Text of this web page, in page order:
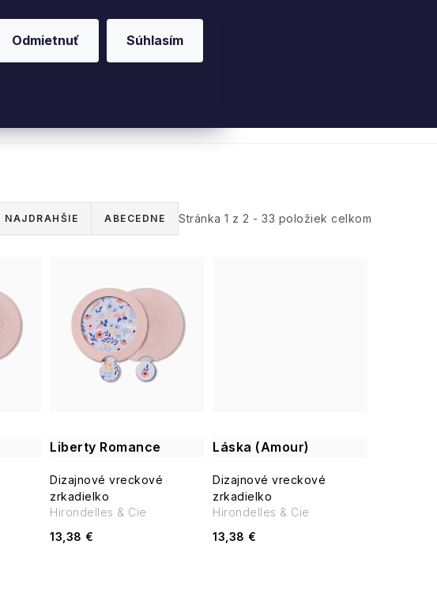
Odmietnuť Súhlasím
Stránka 1 z 2 - 33 položiek celkom
NAJDRAHŠIE ABECEDNE
Liberty Romance
Dizajnové vreckové
zrkadielko
13,38 €
Hirondelles & Cie
Láska (Amour)
Dizajnové vreckové
zrkadielko
13,38 €
Hirondelles & Cie